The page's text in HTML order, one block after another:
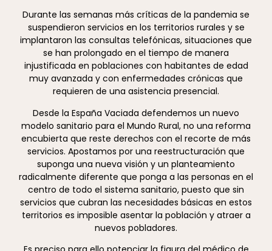
Durante las semanas más críticas de la pandemia se
suspendieron servicios en los territorios rurales y se
implantaron las consultas telefónicas, situaciones que
se han prolongado en el tiempo de manera
injustificada en poblaciones con habitantes de edad
muy avanzada y con enfermedades crónicas que
requieren de una asistencia presencial.
Desde la España Vaciada defendemos un nuevo
modelo sanitario para el Mundo Rural, no una reforma
encubierta que reste derechos con el recorte de más
servicios. Apostamos por una reestructuración que
suponga una nueva visión y un planteamiento
radicalmente diferente que ponga a las personas en el
centro de todo el sistema sanitario, puesto que sin
servicios que cubran las necesidades básicas en estos
territorios es imposible asentar la población y atraer a
nuevos pobladores.